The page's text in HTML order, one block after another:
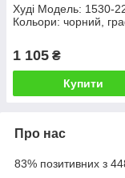
Худі Модель: 1530-
Кольори: чорний,
1 105 ₴
Купити
Про нас
83% позитивних з 448